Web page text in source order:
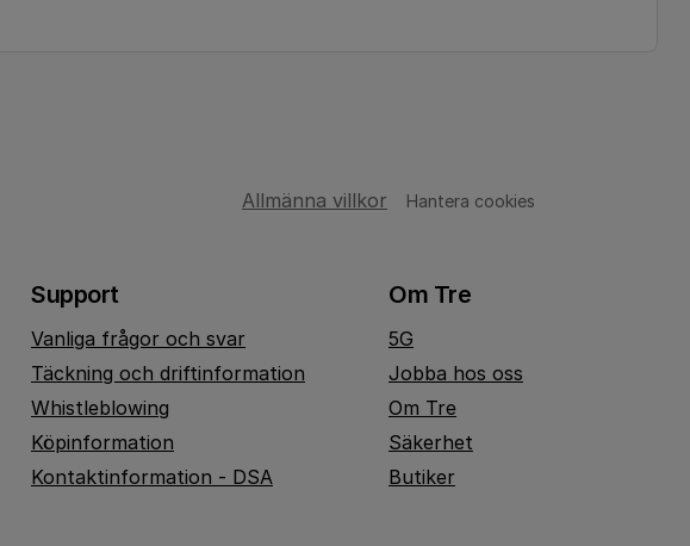
Allmänna villkor Hantera cookies
Support
Vanliga frågor och svar
Täckning och driftinformation
Whistleblowing
Köpinformation
Kontaktinformation - DSA
Om Tre
5G
Jobba hos oss
Om Tre
Säkerhet
Butiker